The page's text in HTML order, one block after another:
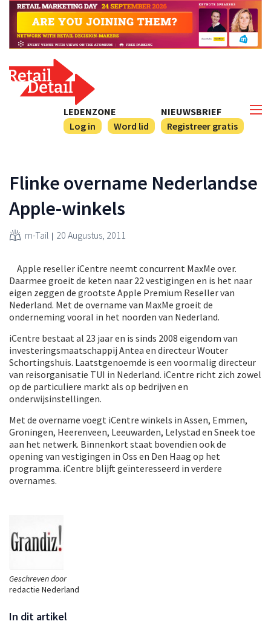
NIEUWSBRIEF
Registreer gratis
LEDENZONE
Log in
Word lid
Geschreven door
redactie Nederland
In dit artikel
Flinke overname Nederlandse
Apple-winkels
m-Tail 20 Augustus, 2011
Apple reseller iCentre neemt concurrent MaxMe over.
Daarmee groeit de keten naar 22 vestigingen en is het naar
eigen zeggen de grootste Apple Premium Reseller van
Nederland. Met de overname van MaxMe groeit de
onderneming vooral in het noorden van Nederland.
iCentre bestaat al 23 jaar en is sinds 2008 eigendom van
investeringsmaatschappij Antea en directeur Wouter
Schortingshuis. Laatstgenoemde is een voormalig directeur
van reisorganisatie TUI in Nederland. iCentre richt zich zowel
op de particuliere markt als op bedrijven en
onderwijsinstellingen.
Met de overname voegt iCentre winkels in Assen, Emmen,
Groningen, Heerenveen, Leeuwarden, Lelystad en Sneek toe
aan het netwerk. Binnenkort staat bovendien ook de
opening van vestigingen in Oss en Den Haag op het
programma. iCentre blijft geïnteresseerd in verdere
overnames.